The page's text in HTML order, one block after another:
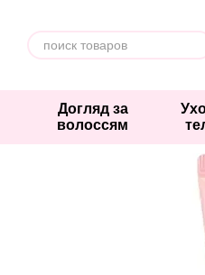
Догляд за
волоссям